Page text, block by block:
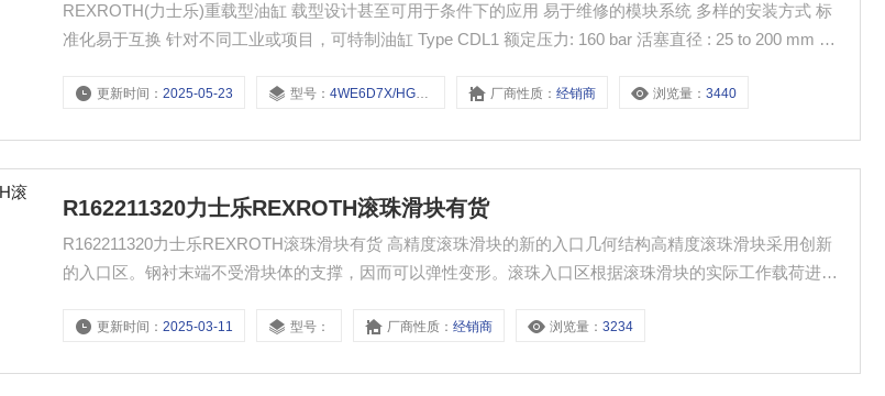
REXROTH(力士乐)重载型油缸 载型设计甚至可用于条件下的应用 易于维修的模块系统 多样的安装方式 标
准化易于互换 针对不同工业或项目，可特制油缸 Type CDL1 额定压力: 160 bar 活塞直径 : 25 to 200 mm 活
更新时间：2025-05-23 型号：4WE6D7X/HG24N9K4 厂商性质：经销商 浏览量：3440
R162211320力士乐REXROTH滚珠滑块有货
R162211320力士乐REXROTH滚珠滑块有货 高精度滚珠滑块的新的入口几何结构高精度滚珠滑块采用创新
的入口区。钢衬末端不受滑块体的支撑，因而可以弹性变形。滚珠入口区根据滚珠滑块的实际工作载荷进行
更新时间：2025-03-11 型号： 厂商性质：经销商 浏览量：3234